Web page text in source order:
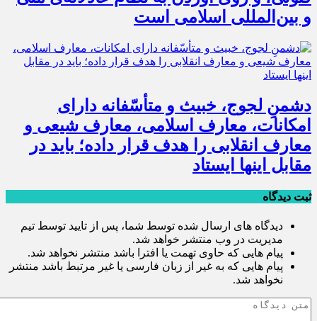
و بین‌المللی اسلامی است
دشمنِ لجوج، خبیث و متأسّفانه دارای
امکانات، معارف اسلامی، معارف شیعی و
معارف انقلابی را هدف قرار داده؛ باید در
مقابل اینها ایستاد
ثبت دیدگاه
دیدگاه های ارسال شده توسط شما، پس از تایید توسط تیم
مدیریت در وب منتشر خواهد شد.
پیام هایی که حاوی تهمت یا افترا باشد منتشر نخواهد شد.
پیام هایی که به غیر از زبان فارسی یا غیر مرتبط باشد منتشر
نخواهد شد.